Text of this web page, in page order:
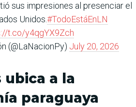
sus impresiones al presenciar el
Unidos.#TodoEstáEnLN
t.co/y4qgYX9Zch
(@LaNacionPy) July 20, 2026
ubica a la
paraguaya